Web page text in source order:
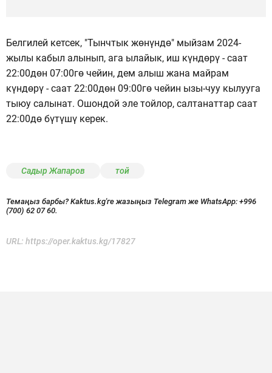
Белгилей кетсек, "Тынчтык жөнүндө" мыйзам 2024-
жылы кабыл алынып, ага ылайык, иш күндөрү - саат
22:00дөн 07:00гө чейин, дем алыш жана майрам
күндөрү - саат 22:00дөн 09:00гө чейин ызы-чуу кылууга
тыюу салынат. Ошондой эле тойлор, салтанаттар саат
22:00дө бүтүшү керек.
Садыр Жапаров той
Темаңыз барбы? Kaktus.kg'ге жазыңыз Telegram же WhatsApp: +996
(700) 62 07 60.
URL: https://oper.kaktus.kg/17827